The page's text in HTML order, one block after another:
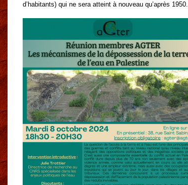
d’habitants) qui ne sera atteint à nouveau qu’après 1950.